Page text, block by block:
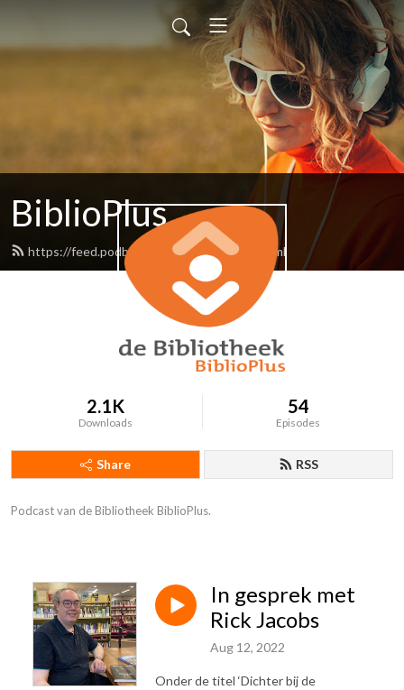
BiblioPlus
https://feed.podbean.com/biblioplus/feed.xml
2.1K
Downloads
54
Episodes
Share RSS
Podcast van de Bibliotheek BiblioPlus.
In gesprek met
Rick Jacobs
Aug 12, 2022
Onder de titel ‘Dichter bij de